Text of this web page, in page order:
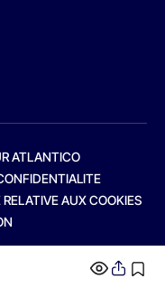
ATLANTICO
RELATIVE AUX COOKIES